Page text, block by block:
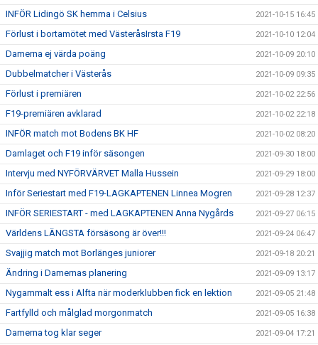
INFÖR Lidingö SK hemma i Celsius 2021-10-15 16:45
Förlust i bortamötet med VästeråsIrsta F19 2021-10-10 12:04
Damerna ej värda poäng 2021-10-09 20:10
Dubbelmatcher i Västerås 2021-10-09 09:35
Förlust i premiären 2021-10-02 22:56
F19-premiären avklarad 2021-10-02 22:18
INFÖR match mot Bodens BK HF 2021-10-02 08:20
Damlaget och F19 inför säsongen 2021-09-30 18:00
Intervju med NYFÖRVÄRVET Malla Hussein 2021-09-29 18:00
Inför Seriestart med F19-LAGKAPTENEN Linnea Mogren 2021-09-28 12:37
INFÖR SERIESTART - med LAGKAPTENEN Anna Nygårds 2021-09-27 06:15
Världens LÄNGSTA försäsong är över!!! 2021-09-24 06:47
Svajjig match mot Borlänges juniorer 2021-09-18 20:21
Ändring i Damernas planering 2021-09-09 13:17
Nygammalt ess i Alfta när moderklubben fick en lektion 2021-09-05 21:48
Fartfylld och målglad morgonmatch 2021-09-05 16:38
Damerna tog klar seger 2021-09-04 17:21